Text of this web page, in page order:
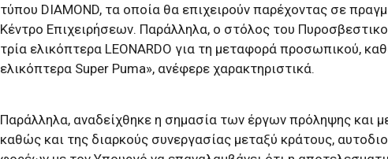
τύπου DIAMOND, τα οποία θα επιχειρούν παρέχοντας σε
Κέντρο Επιχειρήσεων. Παράλληλα, ο στόλος του
τρία ελικόπτερα LEONARDO για τη μεταφορά προσωπικού,
ελικόπτερα Super Puma», ανέφερε χαρακτηριστικά.
Παράλληλα, αναδείχθηκε η σημασία των έργων πρόληψης και
καθώς και της διαρκούς συνεργασίας μεταξύ κράτους,